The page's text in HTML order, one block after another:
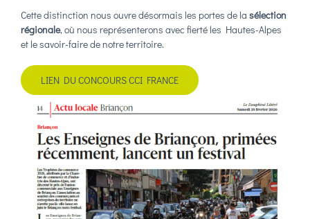
Cette distinction nous ouvre désormais les portes de la sélection
régionale, où nous représenterons avec fierté les Hautes-Alpes
et le savoir-faire de notre territoire.
LIEN DU CONCOURS CCI FRANCE